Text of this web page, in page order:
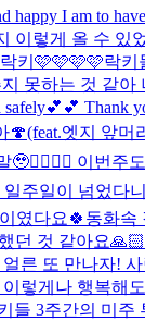
happy I am to
렇게 올 수
키🩷🩷🩷🩷락키
못하는 것 같
Thank
🍄(feat.엣지 앞머
🥹❤️‍🔥❤️‍🔥 이번
일주일이 넘었다
였다요🍀동화
것 같아요
른 또 만나자!
렇게나 행복
들 3주간의 미주